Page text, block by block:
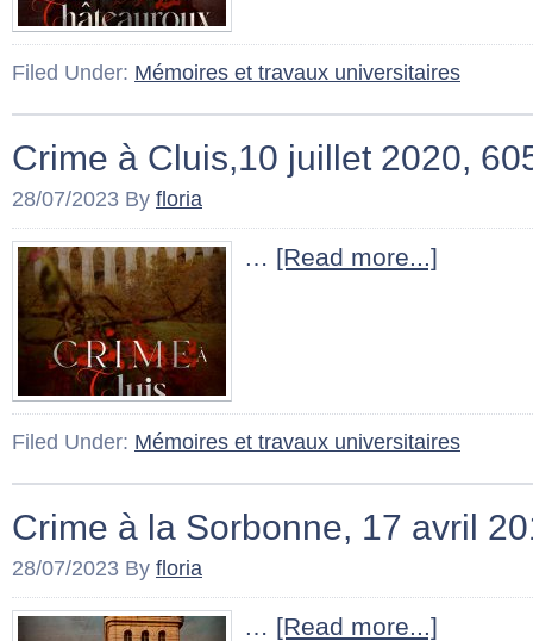
Filed Under: Mémoires et travaux universitaires
Crime à Cluis,10 juillet 2020,
28/07/2023 By floria
… [Read more...]
Filed Under: Mémoires et travaux universitaires
Crime à la Sorbonne, 17 avril
28/07/2023 By floria
… [Read more...]